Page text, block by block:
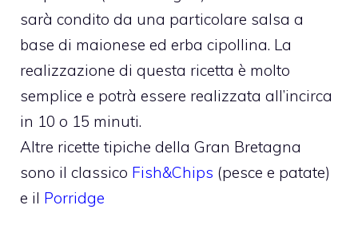
sarà condito da una particolare salsa a
base di maionese ed erba cipollina. La
realizzazione di questa ricetta è molto
semplice e potrà essere realizzata all’incirca
in 10 o 15 minuti.
Altre ricette tipiche della Gran Bretagna
sono il classico Fish&Chips (pesce e patate)
e il Porridge